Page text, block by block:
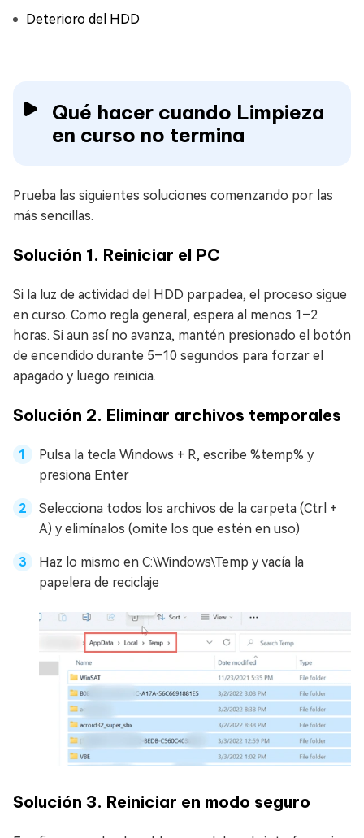
Deterioro del HDD
Qué hacer cuando Limpieza
en curso no termina
Prueba las siguientes soluciones comenzando por las
más sencillas.
Solución 1. Reiniciar el PC
Si la luz de actividad del HDD parpadea, el proceso sigue
en curso. Como regla general, espera al menos 1–2
horas. Si aun así no avanza, mantén presionado el botón
de encendido durante 5–10 segundos para forzar el
apagado y luego reinicia.
Solución 2. Eliminar archivos temporales
Pulsa la tecla Windows + R, escribe %temp% y
presiona Enter
Selecciona todos los archivos de la carpeta (Ctrl +
A) y elimínalos (omite los que estén en uso)
Haz lo mismo en C:\Windows\Temp y vacía la
papelera de reciclaje
Solución 3. Reiniciar en modo seguro